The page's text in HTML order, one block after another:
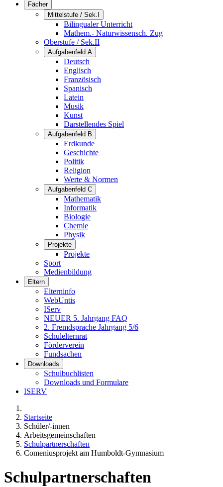
Fächer
Mittelstufe / Sek.I
Bilingualer Unterricht
Mathem.- Naturwissensch. Zug
Oberstufe / Sek.II
Aufgabenfeld A
Deutsch
Englisch
Französisch
Spanisch
Latein
Musik
Kunst
Darstellendes Spiel
Aufgabenfeld B
Erdkunde
Geschichte
Politik
Religion
Werte & Normen
Aufgabenfeld C
Mathematik
Informatik
Biologie
Chemie
Physik
Projekte
Projekte
Sport
Medienbildung
Eltern
Elterninfo
WebUntis
IServ
NEUER 5. Jahrgang FAQ
2. Fremdsprache Jahrgang 5/6
Schulelternrat
Förderverein
Fundsachen
Downloads
Schulbuchlisten
Downloads und Formulare
ISERV
Startseite
Schüler/-innen
Arbeitsgemeinschaften
Schulpartnerschaften
Comeniusprojekt am Humboldt-Gymnasium
Schulpartnerschaften